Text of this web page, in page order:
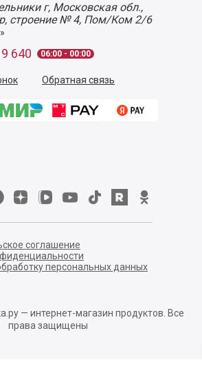
г, Московская обл.,
строение № 4, Пом/Ком 2/6
640 06:00 - 00:00
Обратная связь
соглашение
персональных данных
— интернет-магазин продуктов. Все
права защищены